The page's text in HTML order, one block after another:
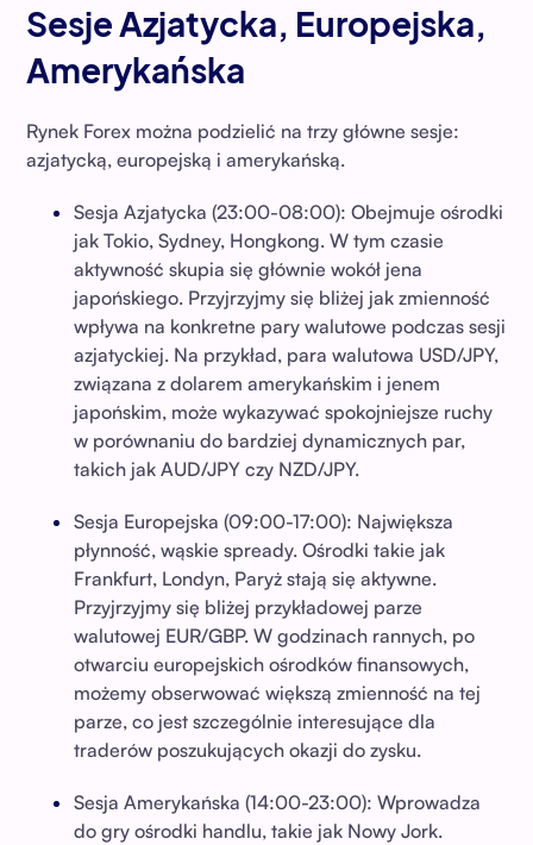
Sesje Azjatycka, Europejska,
Amerykańska
Rynek Forex można podzielić na trzy główne sesje:
azjatycką, europejską i amerykańską.
Sesja Azjatycka (23:00-08:00): Obejmuje ośrodki
jak Tokio, Sydney, Hongkong. W tym czasie
aktywność skupia się głównie wokół jena
japońskiego. Przyjrzyjmy się bliżej jak zmienność
wpływa na konkretne pary walutowe podczas sesji
azjatyckiej. Na przykład, para walutowa USD/JPY,
związana z dolarem amerykańskim i jenem
japońskim, może wykazywać spokojniejsze ruchy
w porównaniu do bardziej dynamicznych par,
takich jak AUD/JPY czy NZD/JPY.
Sesja Europejska (09:00-17:00): Największa
płynność, wąskie spready. Ośrodki takie jak
Frankfurt, Londyn, Paryż stają się aktywne.
Przyjrzyjmy się bliżej przykładowej parze
walutowej EUR/GBP. W godzinach rannych, po
otwarciu europejskich ośrodków finansowych,
możemy obserwować większą zmienność na tej
parze, co jest szczególnie interesujące dla
traderów poszukujących okazji do zysku.
Sesja Amerykańska (14:00-23:00): Wprowadza
do gry ośrodki handlu, takie jak Nowy Jork.